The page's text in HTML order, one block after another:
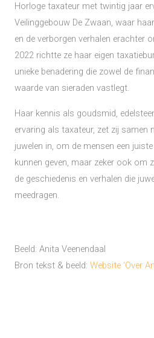
Horloge taxateur met twintig jaar
Veilinggebouw De Zwaan, waar
en de verborgen verhalen erachter
2022 richtte ze haar eigen
unieke benadering die zowel de
waarde van sieraden vastlegt.
Haar kennis als goudsmid,
ervaring als taxateur, zet zij samen
juwelen in, om de mensen een
kunnen geven, maar zeker ook om
de geschiedenis en verhalen die
meedragen.
Beeld: Anita Veenendaal
Bron tekst & beeld: Website ‘Over